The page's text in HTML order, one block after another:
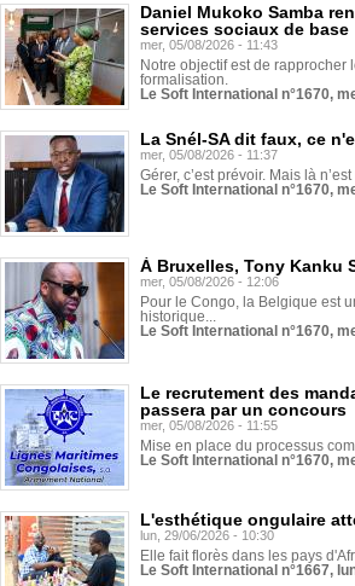
Daniel Mukoko Samba
services sociaux de base
mer, 05/08/2026 - 11:43
Notre objectif est de
formalisation.
Le Soft International n°1670,
La Snél-SA dit faux, ce
mer, 05/08/2026 - 11:37
Gérer, c’est prévoir. Mais là
Le Soft International n°1670,
À Bruxelles, Tony Kanku
mer, 05/08/2026 - 12:06
Pour le Congo, la Belgique est
historique...
Le Soft International n°1670,
Le recrutement des
passera par un concours
mer, 05/08/2026 - 11:55
Mise en place du processus
Le Soft International n°1670,
L'esthétique ongulaire
lun, 29/06/2026 - 10:30
Elle fait florès dans les pays
Le Soft International n°1667,